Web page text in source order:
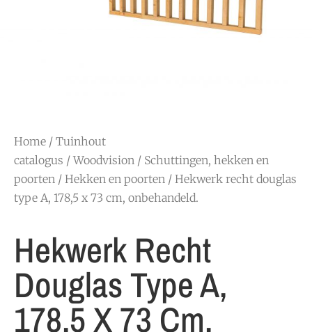
Home / Tuinhout
catalogus /Woodvision / Schuttingen, hekken en
poorten / Hekken en poorten / Hekwerk recht douglas
type A, 178,5 x 73 cm, onbehandeld.
Hekwerk Recht
Douglas Type A,
178,5 X 73 Cm,